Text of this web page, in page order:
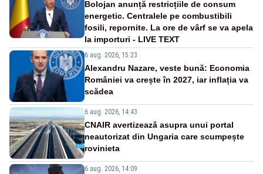
Bolojan anunță restricțiile de consum
energetic. Centralele pe combustibili
fosili, repornite. La ore de vârf se va apela
la importuri - LIVE TEXT
6 aug. 2026, 15:23
Alexandru Nazare, veste bună: Economia
României va crește în 2027, iar inflația va
scădea
6 aug. 2026, 14:43
CNAIR avertizează asupra unui portal
neautorizat din Ungaria care scumpește
rovinieta
6 aug. 2026, 14:09